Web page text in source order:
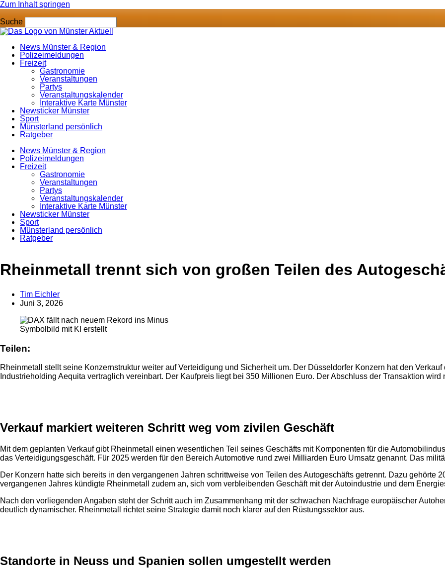
Zum Inhalt springen
Suche
News Münster & Region
Polizeimeldungen
Freizeit
Gastronomie
Veranstaltungen
Partys
Veranstaltungskalender
Interaktive Karte Münster
Newsticker Münster
Sport
Münsterland persönlich
Ratgeber
News Münster & Region
Polizeimeldungen
Freizeit
Gastronomie
Veranstaltungen
Partys
Veranstaltungskalender
Interaktive Karte Münster
Newsticker Münster
Sport
Münsterland persönlich
Ratgeber
Anzeige
Rheinmetall trennt sich von großen Teilen des
Tim Eichler
Juni 3, 2026
Symbolbild mit KI erstellt
Teilen:
Rheinmetall stellt seine Konzernstruktur weiter auf Verteidigung und Sicherheit um. Der Düsseldorfer Konzern hat den
Industrieholding Aequita vertraglich vereinbart. Der Kaufpreis liegt bei 350 Millionen Euro. Der Abschluss der Transaktion
Verkauf markiert weiteren Schritt weg vom zivilen Geschäft
Mit dem geplanten Verkauf gibt Rheinmetall einen wesentlichen Teil seines Geschäfts mit Komponenten für die
das Verteidigungsgeschäft. Für 2025 werden für den Bereich Automotive rund zwei Milliarden Euro Umsatz genannt. Das
Der Konzern hatte sich bereits in den vergangenen Jahren schrittweise von Teilen des Autogeschäfts getrennt. Dazu gehörte
vergangenen Jahres kündigte Rheinmetall zudem an, sich vom verbleibenden Geschäft mit der Autoindustrie und dem
Nach den vorliegenden Angaben steht der Schritt auch im Zusammenhang mit der schwachen Nachfrage europäischer
deutlich dynamischer. Rheinmetall richtet seine Strategie damit noch klarer auf den Rüstungssektor aus.
Standorte in Neuss und Spanien sollen umgestellt werden
2